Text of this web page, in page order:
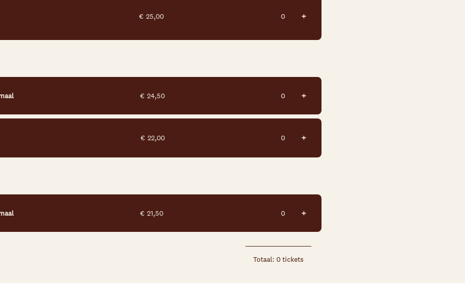
€ 25,00 +Voeg ticket toe
€ 24,50 +Voeg ticket toe
€ 22,00 +Voeg ticket toe
€ 21,50 +Voeg ticket toe
Totaal: 0 tickets